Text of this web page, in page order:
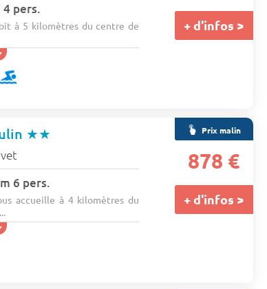
4 pers.
à 5 kilomètres du centre de
+ d'infos >
★★
6 pers.
accueille à 4 kilomètres du
Prix malin
878 €
+ d'infos >